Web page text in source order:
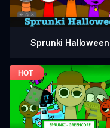
Sprunki Halloween